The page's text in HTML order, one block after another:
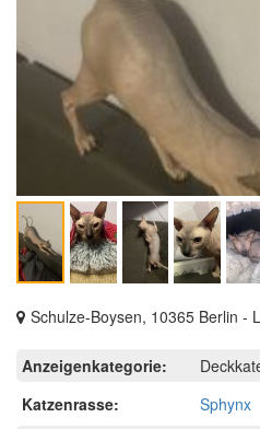
Schulze-Boysen, 10365 Berlin -
Anzeigenkategorie:
Katzenrasse:
Sphynx